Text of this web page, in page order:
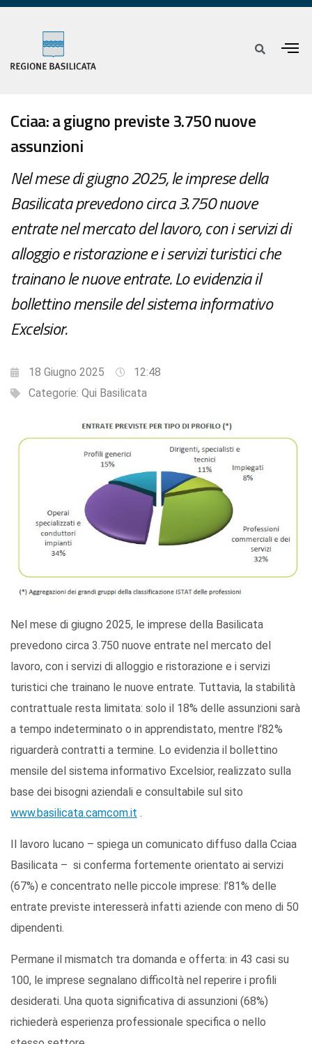
Cciaa: a giugno previste 3.750 nuove
assunzioni
Nel mese di giugno 2025, le imprese della
Basilicata prevedono circa 3.750 nuove
entrate nel mercato del lavoro, con i servizi di
alloggio e ristorazione e i servizi turistici che
trainano le nuove entrate. Lo evidenzia il
bollettino mensile del sistema informativo
Excelsior.
18 Giugno 2025
12:48
Categorie: Qui Basilicata
Nel mese di giugno 2025, le imprese della Basilicata
prevedono circa 3.750 nuove entrate nel mercato del
lavoro, con i servizi di alloggio e ristorazione e i servizi
turistici che trainano le nuove entrate. Tuttavia, la stabilità
contrattuale resta limitata: solo il 18% delle assunzioni sarà
a tempo indeterminato o in apprendistato, mentre l’82%
riguarderà contratti a termine. Lo evidenzia il bollettino
mensile del sistema informativo Excelsior, realizzato sulla
base dei bisogni aziendali e consultabile sul sito
www.basilicata.camcom.it .
Il lavoro lucano – spiega un comunicato diffuso dalla Cciaa
Basilicata – si conferma fortemente orientato ai servizi
(67%) e concentrato nelle piccole imprese: l’81% delle
entrate previste interesserà infatti aziende con meno di 50
dipendenti.
Permane il mismatch tra domanda e offerta: in 43 casi su
100, le imprese segnalano difficoltà nel reperire i profili
desiderati. Una quota significativa di assunzioni (68%)
richiederà esperienza professionale specifica o nello